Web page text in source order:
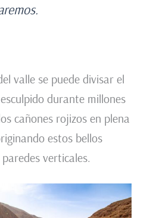
valle se puede divisar el
durante millones
cañones rojizos en plena
estos bellos
verticales.